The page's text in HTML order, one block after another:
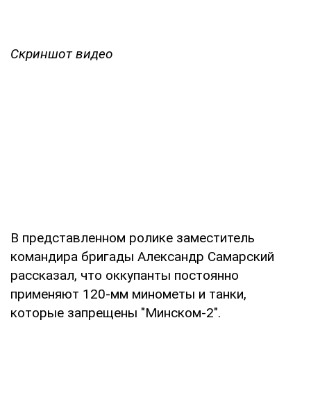
Скриншот видео
В представленном ролике заместитель
командира бригады Александр Самарский
рассказал, что оккупанты постоянно
применяют 120-мм минометы и танки,
которые запрещены "Минском-2".